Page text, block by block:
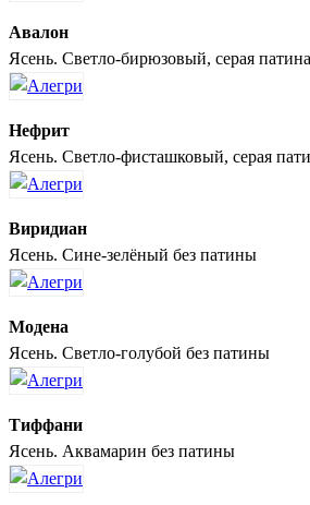
Авалон
Ясень. Светло-бирюзовый, серая патина
Нефрит
Ясень. Светло-фисташковый, серая
Виридиан
Ясень. Сине-зелёный без патины
Модена
Ясень. Светло-голубой без патины
Тиффани
Ясень. Аквамарин без патины